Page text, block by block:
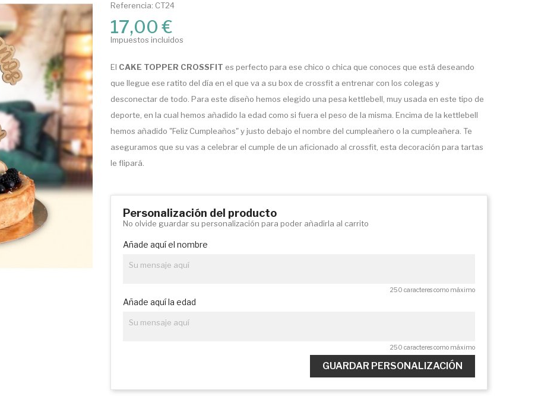
Referencia: CT24
17,00 €
Impuestos incluidos
El CAKE TOPPER CROSSFIT es perfecto para ese chico o chica que conoces que está deseando
que llegue ese ratito del día en el que va a su box de crossfit a entrenar con los colegas y
desconectar de todo. Para este diseño hemos elegido una pesa kettlebell, muy usada en este tipo de
deporte, en la cual hemos añadido la edad como si fuera el peso de la misma. Encima de la kettlebell
hemos añadido "Feliz Cumpleaños" y justo debajo el nombre del cumpleañero o la cumpleañera. Te
aseguramos que su vas a celebrar el cumple de un aficionado al crossfit, esta decoración para tartas
le flipará.
Personalización del producto
No olvide guardar su personalización para poder añadirla al carrito
Añade aquí el nombre
250 caracteres como máximo
Añade aquí la edad
250 caracteres como máximo
GUARDAR PERSONALIZACIÓN